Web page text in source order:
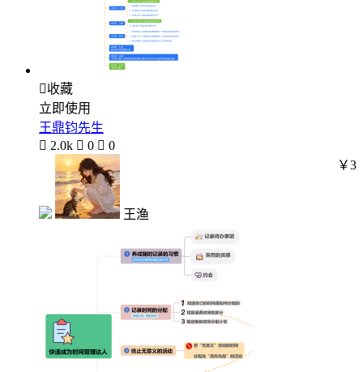
收藏
立即使用
王鼎钧先生
 2.0k  0  0
王渔
￥3